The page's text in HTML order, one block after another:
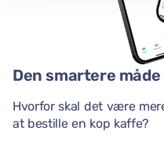
Den smartere
Hvorfor skal det være
at bestille en kop kaffe?